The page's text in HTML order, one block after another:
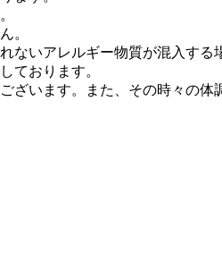
。
ないアレルギー物質が混入する
ております。
ざいます。また、その時々の